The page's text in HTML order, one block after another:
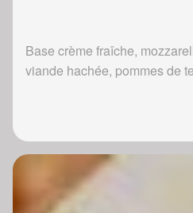
Base crème fraîche,
viande hachée, pommes de